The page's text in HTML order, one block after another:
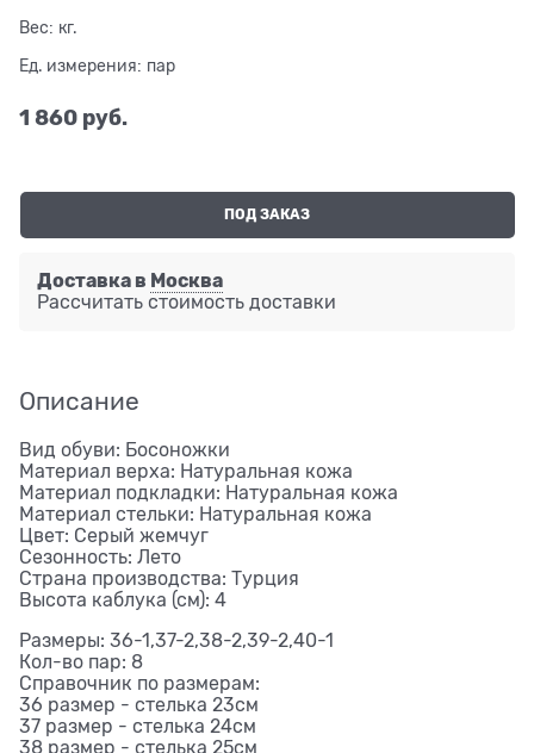
Вес: кг.
Ед. измерения: пар
1 860 руб.
ПОД ЗАКАЗ
Доставка в Москва
Рассчитать стоимость доставки
Описание
Вид обуви: Босоножки
Материал верха: Натуральная кожа
Материал подкладки: Натуральная кожа
Материал стельки: Натуральная кожа
Цвет: Серый жемчуг
Сезонность: Лето
Страна производства: Турция
Высота каблука (см): 4
Размеры: 36-1,37-2,38-2,39-2,40-1
Кол-во пар: 8
Справочник по размерам:
36 размер - стелька 23см
37 размер - стелька 24см
38 размер - стелька 25см